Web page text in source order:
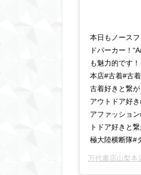
本日もノース
ドパーカー！
も魅力的です
本店#古着#古
古着好きと繋
アウトドア好
アファッショ
トドア好きと
極大陸横断隊#
万代書店山梨本